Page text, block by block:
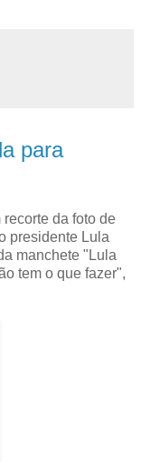
para
da foto de
presidente Lula
manchete "Lula
tem o que fazer",